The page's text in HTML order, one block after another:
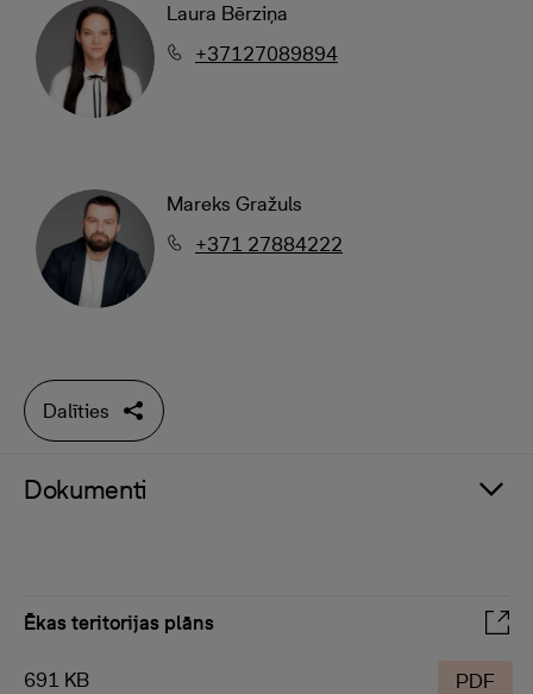
Laura Bērziņa
+37127089894
Mareks Gražuls
+371 27884222
Dalīties
Dokumenti
Ēkas teritorijas plāns
691 KB PDF